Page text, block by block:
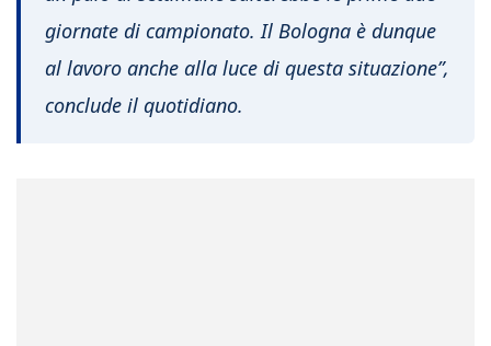
giornate di campionato. Il Bologna è dunque
al lavoro anche alla luce di questa situazione”,
conclude il quotidiano.